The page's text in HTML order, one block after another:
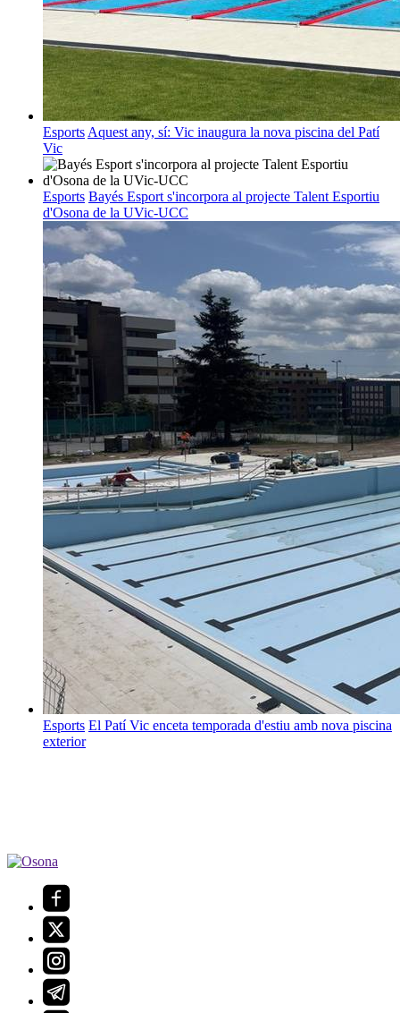
Esports Aquest any, sí: Vic inaugura la nova piscina del Patí
Vic
Esports Bayés Esport s'incorpora al projecte Talent Esportiu
d'Osona de la UVic-UCC
Esports El Patí Vic enceta temporada d'estiu amb nova piscina
exterior